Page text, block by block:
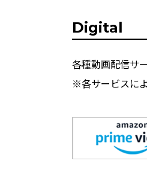
Digital
各種動画配信サ
※各サービスに